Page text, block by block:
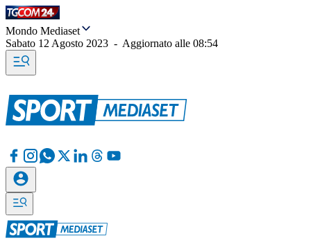
Mondo Mediaset
Sabato 12 Agosto 2023 - Aggiornato alle 08:54